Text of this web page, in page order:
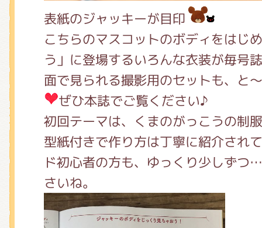
表紙のジャッキーが目印
こちらのマスコットのボディをはじ
う」に登場するいろんな衣装が毎号
面で見られる撮影用のセットも、と
ぜひ本誌でご覧ください♪
初回テーマは、くまのがっこうの制服
型紙付きで作り方は丁寧に紹介され
ド初心者の方も、ゆっくり少しずつ
さいね。